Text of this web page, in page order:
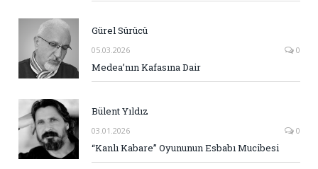
Gürel Sürücü
05.03.2026 0
Medea’nın Kafasına Dair
Bülent Yıldız
03.01.2026 0
“Kanlı Kabare” Oyununun Esbabı Mucibesi